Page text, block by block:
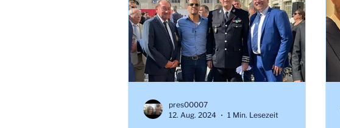
pres00007
12. Aug. 2024
1 Min. Lesezeit